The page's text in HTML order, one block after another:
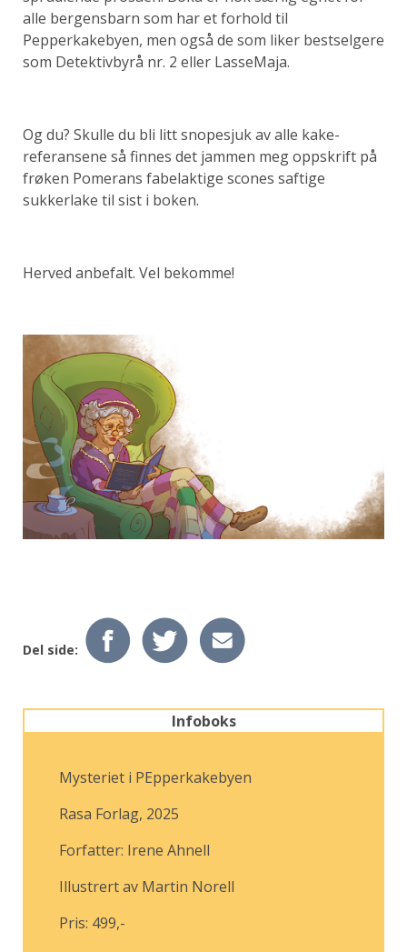
alle bergensbarn som har et forhold til
Pepperkakebyen, men også de som liker bestselgere
som Detektivbyrå nr. 2 eller LasseMaja.
Og du? Skulle du bli litt snopesjuk av alle kake-
referansene så finnes det jammen meg oppskrift på
frøken Pomerans fabelaktige scones saftige
sukkerlake til sist i boken.
Herved anbefalt. Vel bekomme!
Del side:
Infoboks
Mysteriet i PEpperkakebyen
Rasa Forlag, 2025
Forfatter: Irene Ahnell
Illustrert av Martin Norell
Pris: 499,-